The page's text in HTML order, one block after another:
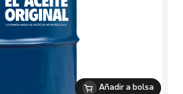
Añadir a bolsa